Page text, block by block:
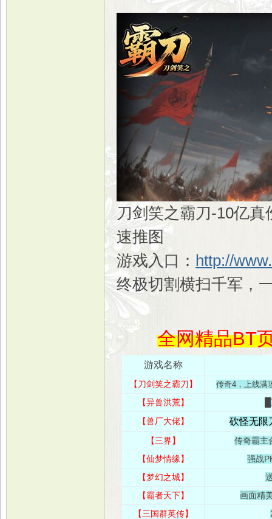
刀剑笑之霸刀-10亿
速推图
游戏入口： http://
终极切割横扫千军，
全网精品BT
游戏名称
【刀剑笑之霸刀】 传奇4，上线满
【异兽洪荒】
【兽厂大佬】
砍怪无限
【三界】
传奇霸主
【仙梦情缘】
强战
【梦幻之城】
【霸者天下】
画面精
【三国群英传】